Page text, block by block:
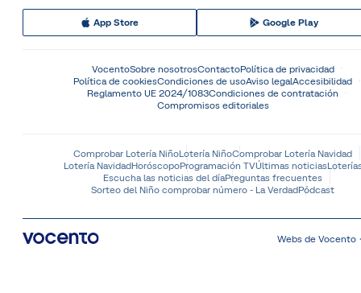
App Store Google Play
VocentoSobre nosotrosContactoPolítica de privacidad
Política de cookiesCondiciones de usoAviso legalAccesibilidad
Reglamento UE 2024/1083Condiciones de contratación
Compromisos editoriales
Comprobar Lotería NiñoLotería NiñoComprobar Lotería Navidad
Lotería NavidadHoróscopoProgramación TVÚltimas noticias
Escucha las noticias del díaPreguntas frecuentes
Sorteo del Niño comprobar número - La VerdadPódcast
Webs de Vocento